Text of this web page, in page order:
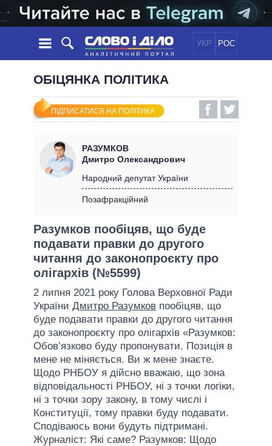
УКР РОС
НОВИНИ
СТРІЧКА
ПОДІЇ
СТАТТІ
ДУМКИ
ОГЛЯДИ
ДАЙДЖЕСТИ
ПОЛІТИКА
ЕКОНОМІКА
СВІТ
ОБIЦЯНКИ
УСІ ПОЛІТИКИ
ПРЕЗИДЕНТ І ОФІС
ГОЛОВИ ОБЛАДМІНІСТРАЦІЙ
МЕРИ МІСТ
ВСІ ПЕРСОНИ
ІНФОГРАФІКА
ВІДЕО
ПОРІВНЯННЯ ПОЛІТИКІВ
ОБІЦЯНКА ПОЛІТИКА
ПІДПИСАТИСЯ НА ПОЛІТИКА
РАЗУМКОВ
Дмитро Олександрович
Народний депутат України
Позафракційний
Разумков пообіцяв, що буде
подавати правки до другого
читання до законопроєкту про
олігархів (№5599)
2 липня 2021 року Голова Верховної Ради
України Дмитро Разумков пообіцяв, що
буде подавати правки до другого читання
до законопроєкту про олігархів «Разумков:
Обов’язково буду пропонувати. Позиція в
мене не міняється. Ви ж мене знаєте.
Щодо РНБОУ я дійсно вважаю, що зона
відповідальності РНБОУ, ні з точки логіки,
ні з точки зору закону, в тому числі і
Конституції, тому правки буду подавати.
Сподіваюсь вони будуть підтримані.
Журналіст: Які саме? Разумков: Щодо